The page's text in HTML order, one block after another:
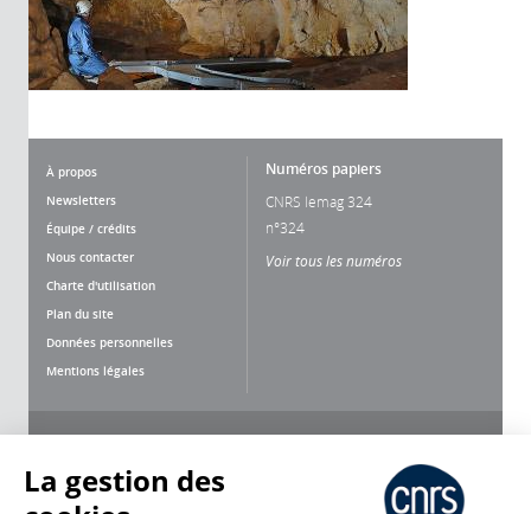
À propos
Newsletters
Équipe / crédits
Nous contacter
Charte d'utilisation
Plan du site
Données personnelles
Mentions légales
Numéros papiers
CNRS lemag 324
n°324
Voir tous les numéros
La gestion des